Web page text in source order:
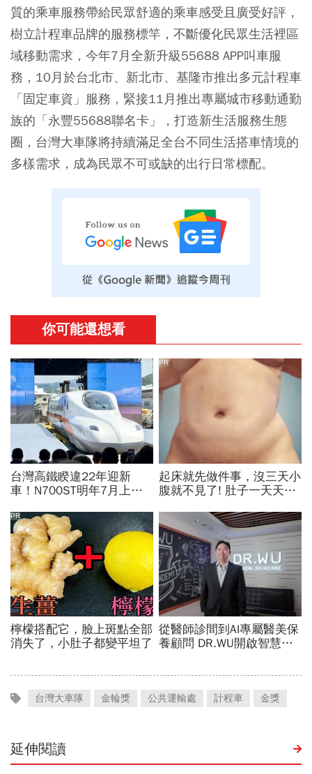
質的乘車服務帶給民眾舒適的乘車感受且廣受好評，
樹立計程車品牌的服務標竿，不斷優化民眾生活裡區
域移動需求，今年7月全新升級55688 APP叫車服
務，10月於台北市、新北市、基隆市推出多元計程車
「固定車資」服務，緊接11月推出專屬城市移動通勤
族的「永豐55688聯名卡」，打造新生活服務生態
圈，台灣大車隊將持續滿足全台不同生活搭車情境的
多樣需求，成為民眾不可或缺的出行日常標配。
台灣大車隊 金輪獎 公共運輸處 計程車 金獎
延伸閱讀